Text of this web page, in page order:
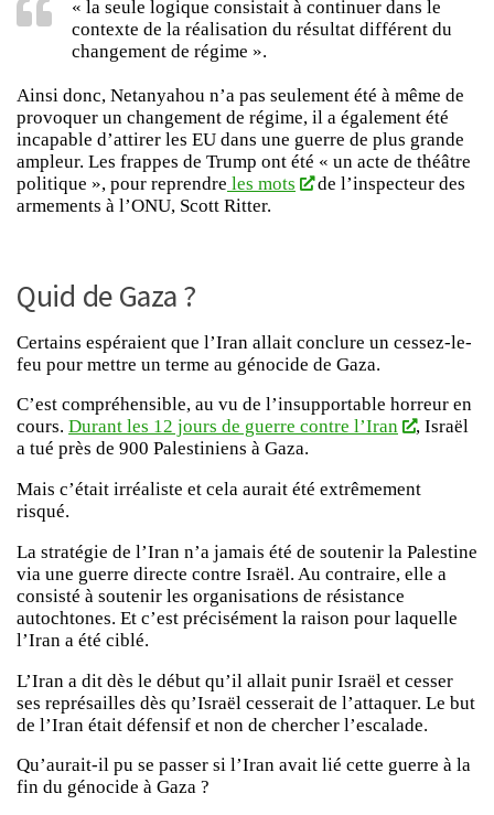
« la seule logique consistait à continuer dans le
contexte de la réalisation du résultat différent du
changement de régime ».
Ainsi donc, Netanyahou n’a pas seulement été à même de
provoquer un changement de régime, il a également été
incapable d’attirer les EU dans une guerre de plus grande
ampleur. Les frappes de Trump ont été « un acte de théâtre
politique », pour reprendre les mots
de l’inspecteur des
armements à l’ONU, Scott Ritter.
Quid de Gaza ?
Certains espéraient que l’Iran allait conclure un cessez-le-
feu pour mettre un terme au génocide de Gaza.
C’est compréhensible, au vu de l’insupportable horreur en
cours. Durant les 12 jours de guerre contre l’Iran
, Israël
a tué près de 900 Palestiniens à Gaza.
Mais c’était irréaliste et cela aurait été extrêmement
risqué.
La stratégie de l’Iran n’a jamais été de soutenir la Palestine
via une guerre directe contre Israël. Au contraire, elle a
consisté à soutenir les organisations de résistance
autochtones. Et c’est précisément la raison pour laquelle
l’Iran a été ciblé.
L’Iran a dit dès le début qu’il allait punir Israël et cesser
ses représailles dès qu’Israël cesserait de l’attaquer. Le but
de l’Iran était défensif et non de chercher l’escalade.
Qu’aurait-il pu se passer si l’Iran avait lié cette guerre à la
fin du génocide à Gaza ?